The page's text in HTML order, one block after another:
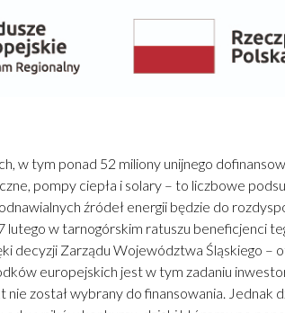
w tym ponad 52 miliony unijnego
pompy ciepła i solary – to liczbowe
źródeł energii będzie do
lutego w tarnogórskim ratuszu beneficjenci
decyzji Zarządu Województwa Śląskiego –
europejskich jest w tym zadaniu
został wybrany do finansowania. Jednak